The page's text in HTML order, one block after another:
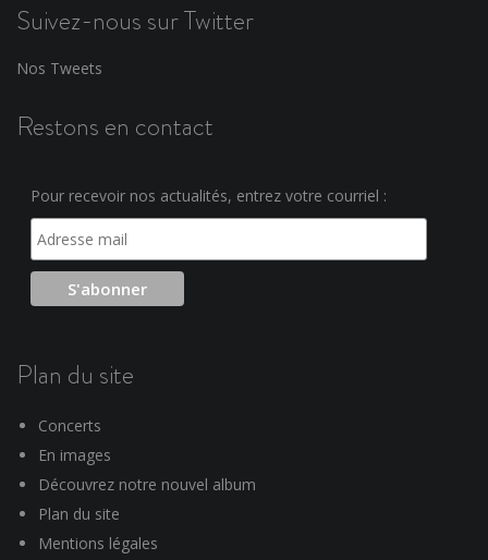
Suivez-nous sur Twitter
Nos Tweets
Restons en contact
Pour recevoir nos actualités, entrez votre courriel :
Plan du site
Concerts
En images
Découvrez notre nouvel album
Plan du site
Mentions légales